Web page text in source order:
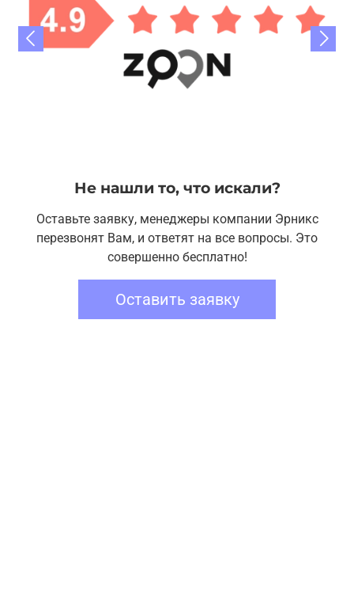
Не нашли то, что искали?
Оставьте заявку, менеджеры компании Эрникс
перезвонят Вам, и ответят на все вопросы. Это
совершенно бесплатно!
Оставить заявку